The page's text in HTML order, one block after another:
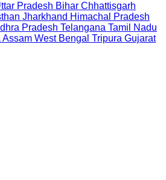
Pradesh Bihar Chhattisgarh
Jharkhand Himachal Pradesh
Pradesh Telangana Tamil Nadu
Assam West Bengal Tripura Gujarat